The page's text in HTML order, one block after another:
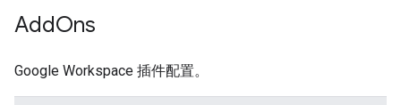
AddOns
Google Workspace 插件配置。